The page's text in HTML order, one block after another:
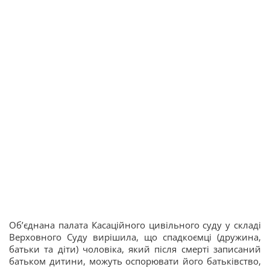
Об’єднана палата Касаційного цивільного суду у складі
Верховного Суду вирішила, що спадкоємці (дружина,
батьки та діти) чоловіка, який після смерті записаний
батьком дитини, можуть оспорювати його батьківство,